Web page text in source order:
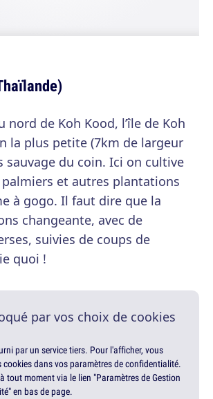
nord de Koh Kood, l’île de Koh
la plus petite (7km de largeur
sauvage du coin. Ici on cultive
et autres plantations
à gogo. Il faut dire que la
changeante, avec de
suivies de coups de
quoi !
par vos choix de cookies
par un service tiers. Pour l'afficher, vous
cookies dans vos paramètres de confidentialité.
tout moment via le lien "Paramètres de Gestion
en bas de page.